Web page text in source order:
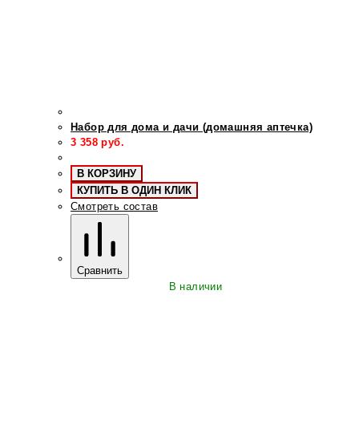
Набор для дома и дачи (домашняя аптечка)
3 358 руб.
В КОРЗИНУ
КУПИТЬ В ОДИН КЛИК
Смотреть состав
Сравнить
В наличии